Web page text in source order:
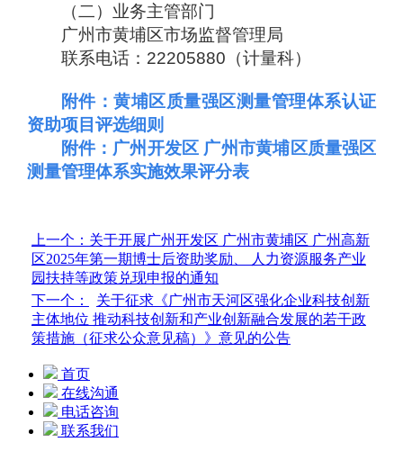
（二）业务主管部门
广州市黄埔区市场监督管理局
联系电话：22205880（计量科）
附件：黄埔区质量强区测量管理体系认证
资助项目评选细则
附件：广州开发区 广州市黄埔区质量强区
测量管理体系实施效果评分表
上一个： 关于开展广州开发区 广州市黄埔区 广州高新
区2025年第一期博士后资助奖励、 人力资源服务产业
园扶持等政策兑现申报的通知
下一个：
关于征求《广州市天河区强化企业科技创新
主体地位 推动科技创新和产业创新融合发展的若干政
策措施（征求公众意见稿）》意见的公告
首页
在线沟通
电话咨询
联系我们